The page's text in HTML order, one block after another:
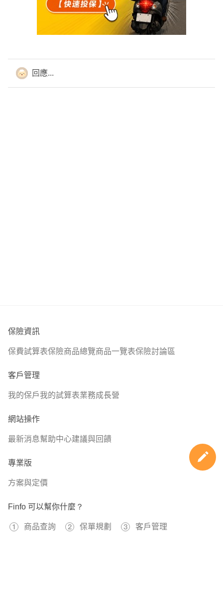
⭕ 六大保障 : 醫療、癌症、重大傷病、失能(照護)、意外、
⚽醫療實支保證續保；額度至少30萬起跳
🚨醫療險
住單人房，可以避免受到其他病友干，除了實支實付的住院
額度外，會輔以住院日額，拉高住院病房費已達單人房費
目前的自費(達文西手術、自費鋼板、特殊材料、微創手
術、高端骨材)項目越來越高，實支實付規劃以高雜費且保
小朋友意外頻傳，規劃多種意外險種避免後續的就醫負擔。
意外失能、意外扶助金、意外實支實付、意外日額、意外骨
尤其避免因不小心發生的嚴重燒燙傷需要長期治療植皮、除
疤、壓力衣....
回應...
保險資訊
保費試算表保險商品總覽商品一覽表保險討論區
客戶管理
我的保戶我的試算表業務成長營
網站操作
最新消息幫助中心建議與回饋
專業版
方案與定價
Finfo 可以幫你什麼？
商品查詢 保單規劃 客戶管理